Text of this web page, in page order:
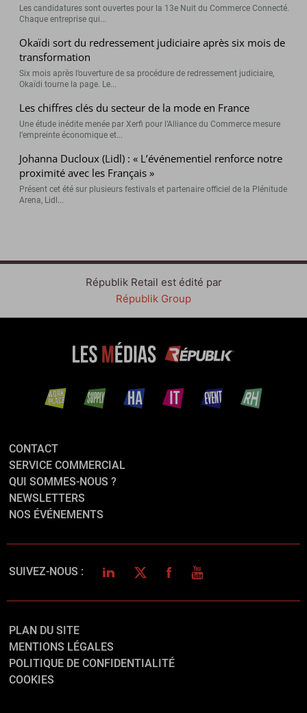
Les candidatures sont ouvertes pour la 13e Nuit du Commerce Connecté.
Chaque entreprise qui...
Okaïdi sort du redressement judiciaire après six mois de
transformation
Six mois après l’ouverture de sa procédure de redressement judiciaire,
Okaïdi tourne la page. Le...
Les chiffres clés du secteur de la mode en France
Une étude inédite menée par Xerfi pour l’Alliance du Commerce mesure
l’empreinte économique et...
Johanna Ducloux (Lidl) : « L’événementiel renforce notre
proximité avec les Français »
Présent cet été sur plusieurs festivals et partenaire officiel de la Plénitude
Arena, Lidl...
Républik Retail est édité par
Républik Group
CONTACT
SERVICE COMMERCIAL
QUI SOMMES-NOUS ?
NEWSLETTERS
NOS ÉVÉNEMENTS
SUIVEZ-NOUS : LINKEDINTWITTERFACEBOOK
YOUTUBE
PLAN DU SITE
MENTIONS LÉGALES
POLITIQUE DE CONFIDENTIALITÉ
COOKIES